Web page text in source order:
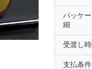
パッケ
細
受渡し時
支払条件